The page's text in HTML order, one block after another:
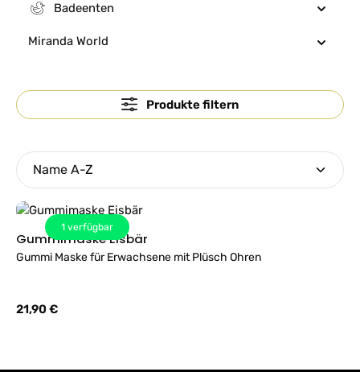
Badeenten
Miranda World
Produkte filtern
1 verfügbar
Gummimaske Eisbär
Gummi Maske für Erwachsene mit Plüsch Ohren
Regulärer Preis:
21,90 €